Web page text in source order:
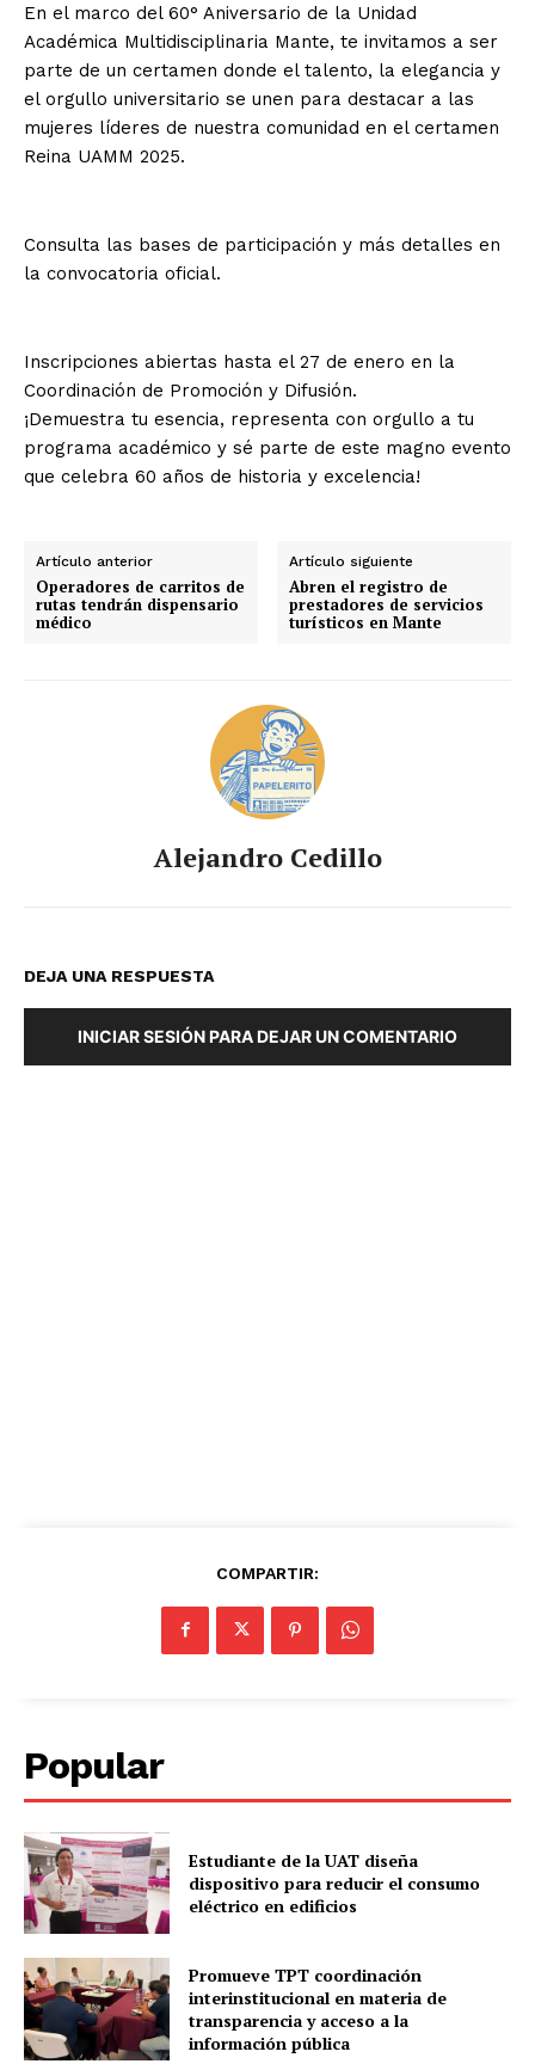
En el marco del 60° Aniversario de la Unidad
Académica Multidisciplinaria Mante, te invitamos a ser
parte de un certamen donde el talento, la elegancia y
el orgullo universitario se unen para destacar a las
mujeres líderes de nuestra comunidad en el certamen
Reina UAMM 2025.
Consulta las bases de participación y más detalles en
la convocatoria oficial.
Inscripciones abiertas hasta el 27 de enero en la
Coordinación de Promoción y Difusión.
¡Demuestra tu esencia, representa con orgullo a tu
programa académico y sé parte de este magno evento
que celebra 60 años de historia y excelencia!
Artículo anterior
Operadores de carritos de
rutas tendrán dispensario
médico
Artículo siguiente
Abren el registro de
prestadores de servicios
turísticos en Mante
Alejandro Cedillo
DEJA UNA RESPUESTA
INICIAR SESIÓN PARA DEJAR UN COMENTARIO
COMPARTIR:
Popular
Estudiante de la UAT diseña
dispositivo para reducir el consumo
eléctrico en edificios
Promueve TPT coordinación
interinstitucional en materia de
transparencia y acceso a la
información pública